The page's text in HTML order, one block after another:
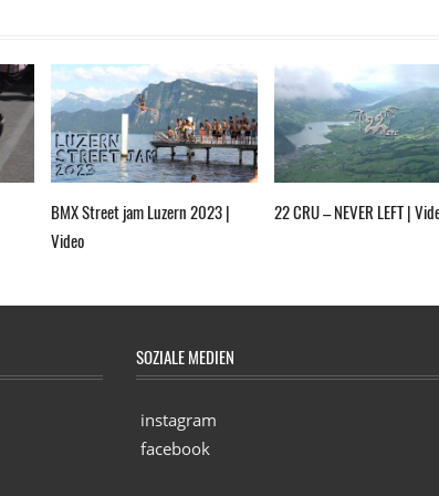
BMX Street jam Luzern 2023 |
Video
22 CRU – NEVER LEFT |
SOZIALE MEDIEN
instagram
facebook